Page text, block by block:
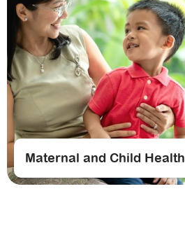
Maternal and Child Health